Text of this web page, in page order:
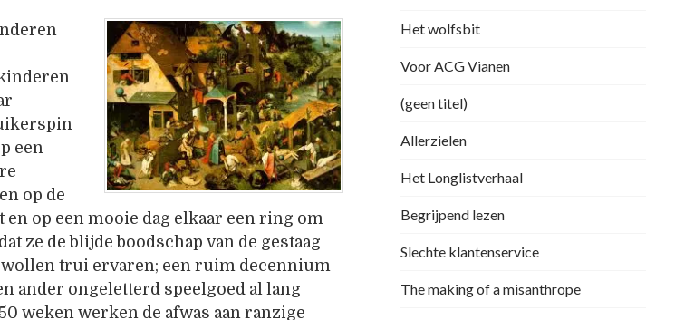
een
op de
op een mooie dag elkaar een ring om
ze de blijde boodschap van de gestaag
trui ervaren; een ruim decennium
ander ongeletterd speelgoed al lang
weken werken de afwas aan ranzige
Het wolfsbit
Voor ACG Vianen
(geen titel)
Allerzielen
Het Longlistverhaal
Begrijpend lezen
Slechte klantenservice
The making of a misanthrope